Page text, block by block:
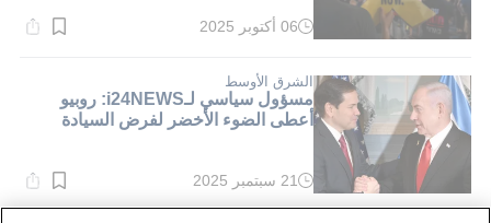
وقت
دقيقة.
06 أكتوبر 2025
الشرق الأوسط
مسؤول سياسي لـi24NEWS: روبيو
أعطى الضوء الأخضر لفرض السيادة
وقت
القراءة:
21 سبتمبر 2025